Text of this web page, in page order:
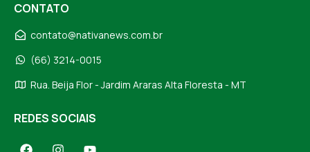
CONTATO
contato@nativanews.com.br
(66) 3214-0015
Rua. Beija Flor - Jardim Araras Alta Floresta - MT
REDES SOCIAIS